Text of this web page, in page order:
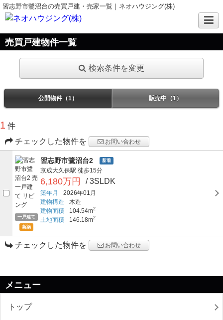
習志野市鷺沼台の売買戸建・売家一覧｜ネオハウジング(株)
売買戸建物件一覧
検索条件を変更
公開物件（1） 販売中（1）
1 件
チェックした物件を
お問い合わせ
一戸建て
新築
習志野市鷺沼台2 新着
京成大久保駅 徒歩15分
6,180万円 / 3SLDK
築年月
2026年01月
建物構造
木造
建物面積
104.54m2
土地面積 146.18m2
チェックした物件を お問い合わせ
メニュー
トップ